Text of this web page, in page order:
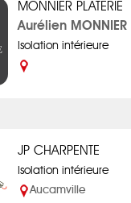
MONNIER PLATERIE
Aurélien MONNIER
Isolation intérieure
JP CHARPENTE
Isolation intérieure
Aucamville